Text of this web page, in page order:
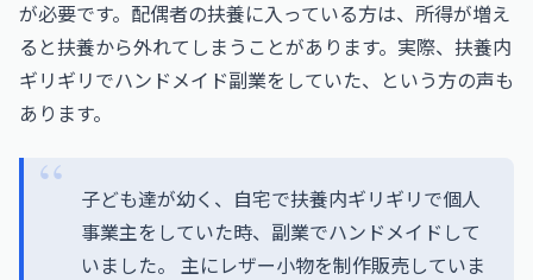
が必要です。配偶者の扶養に入っている方は、所得が増え
ると扶養から外れてしまうことがあります。実際、扶養内
ギリギリでハンドメイド副業をしていた、という方の声も
あります。
子ども達が幼く、自宅で扶養内ギリギリで個人
事業主をしていた時、副業でハンドメイドして
いました。 主にレザー小物を制作販売していま